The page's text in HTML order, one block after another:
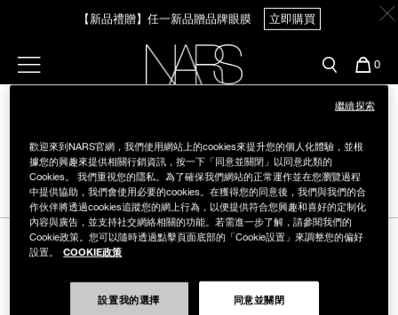
【新品禮贈】任一新品贈品牌眼膜 立即購買
【8.6-8.9 限定】全館最高享14%回饋
【8/3-8/10限定】明星底妝買1送1 立即購買
【8/3-8/10限定】限時輸碼贈迷你腮紅露 立即購買
新客首購輸＜WELCOME＞享9折
選單"
Nars
您
品
0
官網最新活動
預約金曲獎妝容
官網獨家組合
水光頰彩系列
試用送到家
新客專屬優惠
彩盤及禮盒組
臉部
雙頰
彩妝服務
彩妝專欄
專業彩妝學院
歡迎來到NARS官網，我們使用網站上的cookies來提升您的個人化體驗，並根
據您的興趣來提供相關行銷資訊，按一下「同意並關閉」以同意此類的
Cookies。 我們重視您的隱私。為了確保我們網站的正常運作並在您瀏覽過程
中提供協助，我們會使用必要的cookies。在獲得您的同意後，我們與我們的合
作伙伴將透過cookies追蹤您的網上行為，以便提供符合您興趣和喜好的定制化
內容與廣告，並支持社交網絡相關的功能。若需進一步了解，請參閱我們的
Cookie政策。您可以隨時透過點擊頁面底部的「Cookie設置」來調整您的偏好
設置。
COOKIE政策
設置我的選擇 同意並關閉
繼續探索